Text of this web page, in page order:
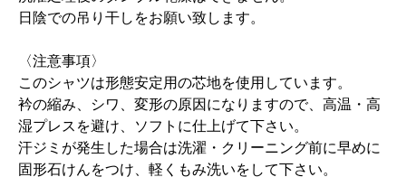
日陰での吊り干しをお願い致します。
〈注意事項〉
このシャツは形態安定用の芯地を使用しています。
衿の縮み、シワ、変形の原因になりますので、高温・高
湿プレスを避け、ソフトに仕上げて下さい。
汗ジミが発生した場合は洗濯・クリーニング前に早めに
固形石けんをつけ、軽くもみ洗いをして下さい。